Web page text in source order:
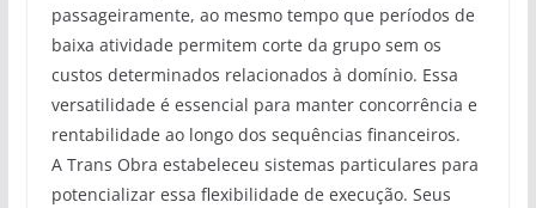
passageiramente, ao mesmo tempo que períodos de
baixa atividade permitem corte da grupo sem os
custos determinados relacionados à domínio. Essa
versatilidade é essencial para manter concorrência e
rentabilidade ao longo dos sequências financeiros.
A Trans Obra estabeleceu sistemas particulares para
potencializar essa flexibilidade de execução. Seus